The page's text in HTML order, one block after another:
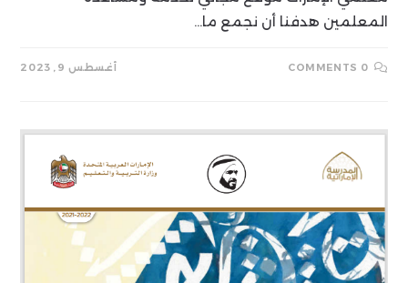
المعلمين هدفنا أن نجمع ما…
0 COMMENTS أغسطس 9, 2023